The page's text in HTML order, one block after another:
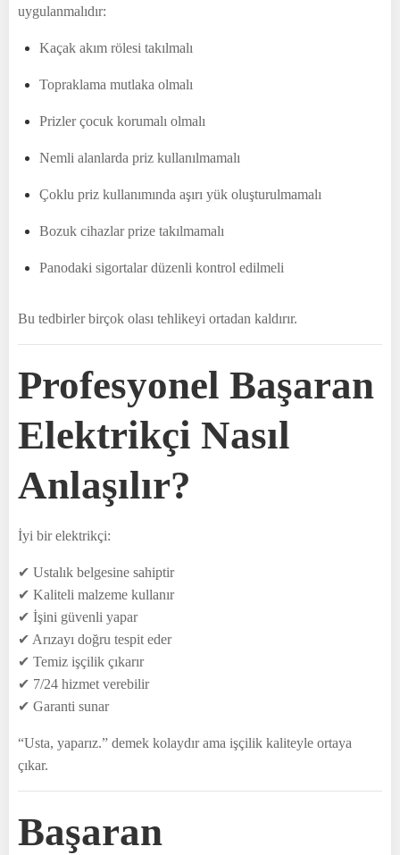
uygulanmalıdır:
Kaçak akım rölesi takılmalı
Topraklama mutlaka olmalı
Prizler çocuk korumalı olmalı
Nemli alanlarda priz kullanılmamalı
Çoklu priz kullanımında aşırı yük oluşturulmamalı
Bozuk cihazlar prize takılmamalı
Panodaki sigortalar düzenli kontrol edilmeli
Bu tedbirler birçok olası tehlikeyi ortadan kaldırır.
Profesyonel Başaran
Elektrikçi Nasıl
Anlaşılır?
İyi bir elektrikçi:
✔ Ustalık belgesine sahiptir
✔ Kaliteli malzeme kullanır
✔ İşini güvenli yapar
✔ Arızayı doğru tespit eder
✔ Temiz işçilik çıkarır
✔ 7/24 hizmet verebilir
✔ Garanti sunar
“Usta, yaparız.” demek kolaydır ama işçilik kaliteyle ortaya
çıkar.
Başaran